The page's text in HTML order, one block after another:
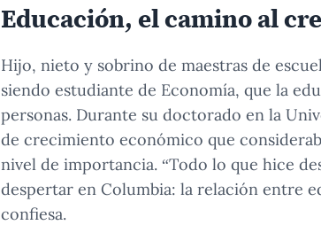
Educación, el camino al
Hijo, nieto y sobrino de maestras de
siendo estudiante de Economía, que la
personas. Durante su doctorado en la
de crecimiento económico que
nivel de importancia. “Todo lo que hice
despertar en Columbia: la relación entre
confiesa.